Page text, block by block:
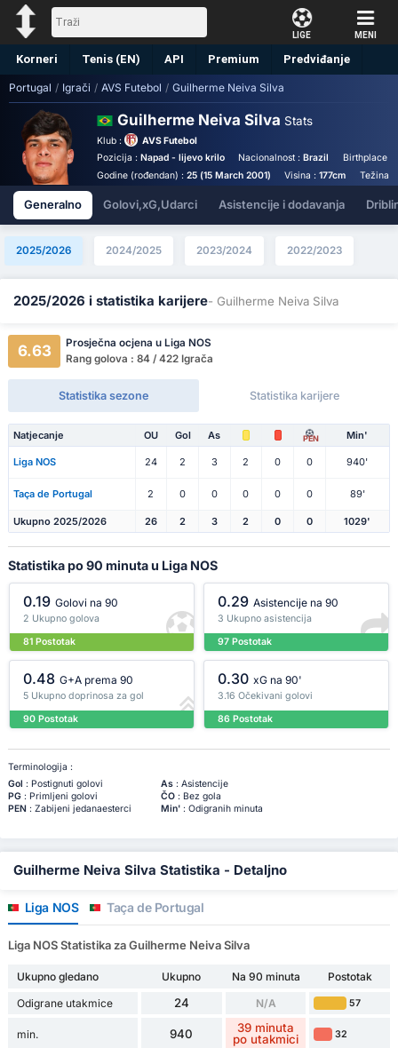
LIGE MENI
Korneri Tenis (EN) API Premium Predviđanje
Portugal / Igrači / AVS Futebol / Guilherme Neiva Silva
Guilherme Neiva Silva Stats
Klub :
AVS Futebol
Pozicija : Napad - lijevo krilo Nacionalnost :Brazil Birthplace :
Godine (rođendan) : 25 (15 March 2001) Visina :177cm Težina :
Generalno Golovi,xG,Udarci Asistencije i dodavanja
2025/2026 2024/2025 2023/2024 2022/2023
2025/2026 i statistika karijere- Guilherme Neiva Silva
6.63
Prosječna ocjena u Liga NOS
Rang golova : 84 / 422 Igrača
Statistika sezone Statistika karijere
Natjecanje OU Gol As PEN Min'
Liga NOS 24 2 3 2 0 0 940'
Taça de Portugal 2 0 0 0 0 0 89'
Ukupno 2025/2026 26 2 3 2 0 0 1029'
Statistika po 90 minuta u Liga NOS
0.19 Golovi na 90
2 Ukupno golova
81 Postotak
0.29 Asistencije na 90
3 Ukupno asistencija
97 Postotak
0.48 G+A prema 90
5 Ukupno doprinosa za gol
90 Postotak
0.30 xG na 90'
3.16 Očekivani golovi
86 Postotak
Terminologija :
Gol : Postignuti golovi As: Asistencije
PG: Primljeni golovi ČO: Bez gola
PEN: Zabijeni jedanaesterci Min': Odigranih minuta
Guilherme Neiva Silva Statistika - Detaljno
Liga NOS Taça de Portugal
Liga NOS Statistika za Guilherme Neiva Silva
Ukupno gledano Ukupno Na 90 minuta
Postotak
Odigrane utakmice
24 N/A 57
min. 940
39 minuta
po utakmici
32